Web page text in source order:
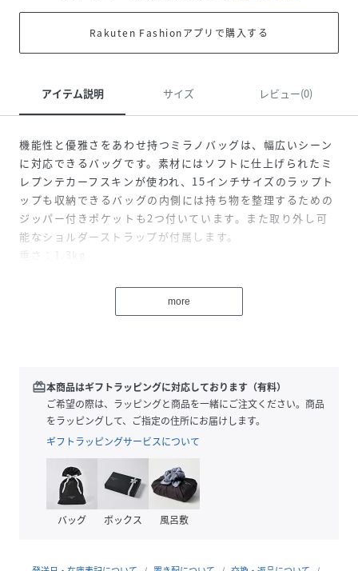
Rakuten Fashionアプリで購入する
アイテム説明 サイズ レビュー(0)
機能性と優雅さをあわせ持つミラノバッグは、幅広いシーン
に対応できるバッグです。素材にはソフトに仕上げられたミ
レプンテカーフスキンが使われ、15インチサイズのラップト
ップも収納できるバッグの内側には持ち物を整理するための
ジッパー付きポケットも2つ付いています。また取り外し可
能なショルダーストラップが付属します。
重さ：1.3kg
当店はValextra(ヴァレクストラ)の直営店です。
素材 ソフトカーフスキン
サイズ F
NX0146_8052101359107
(8052101359107-0-0 NX0146
more
redeem本商品はギフトラッピングに対応しております（有料）
ご希望の際は、ラッピングと商品を一緒にご注文ください。商品
をラッピングして、ご指定の住所にお届けします。
ギフトラッピングサービスについて
バッグ ボックス 風呂敷